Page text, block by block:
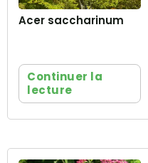
Acer saccharinum
Continuer la
lecture